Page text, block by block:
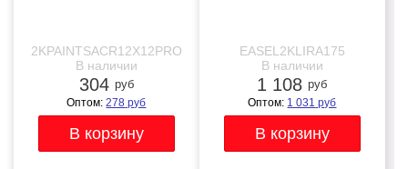
2KPAINTSACR12X12PRO
В наличии
304 руб
Оптом:278 руб
EASEL2KLIRA175
В наличии
1 108 руб
Оптом: 1 031 руб